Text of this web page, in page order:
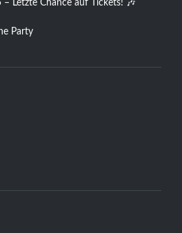
– Letzte Chance auf Tickets! 🎶
Party